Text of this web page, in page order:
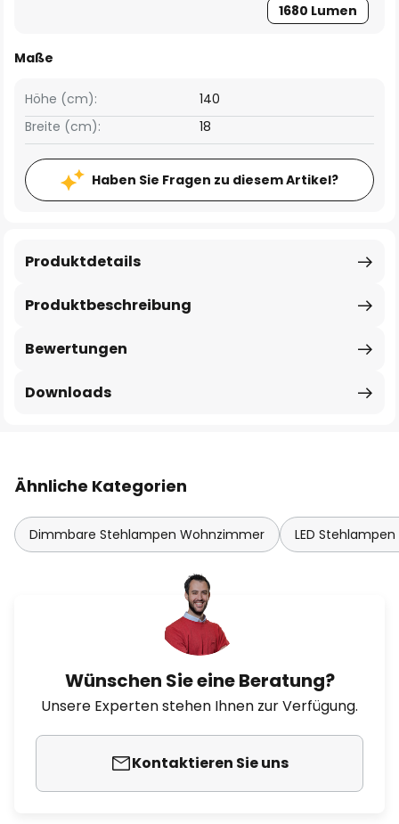
1680 Lumen
Maße
Breite (cm): 18
Höhe (cm): 140
Haben Sie Fragen zu diesem Artikel?
Produktbeschreibung
Produktdetails
Bewertungen
Downloads
Ähnliche Kategorien
Dimmbare Stehlampen Wohnzimmer LED
Wünschen Sie eine Beratung?
Unsere Experten stehen Ihnen zur Verfügung.
Kontaktieren Sie uns